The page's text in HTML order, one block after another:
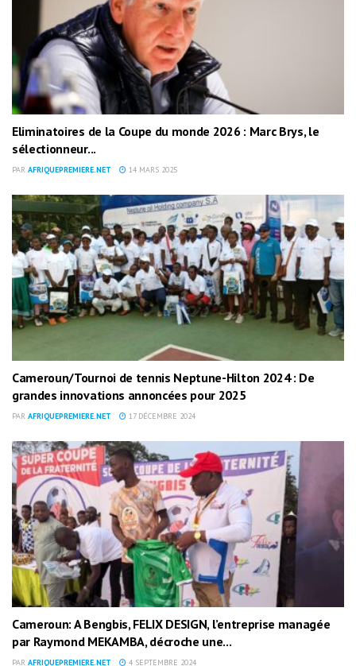
Eliminatoires de la Coupe du monde 2026 : Marc Brys, le
sélectionneur...
PAR AFRIQUEPREMIERE.NET 14 MARS 2025
Cameroun/Tournoi de tennis Neptune-Hilton 2024 : De
grandes innovations annoncées pour 2025
PAR AFRIQUEPREMIERE.NET 17 DÉCEMBRE 2024
Cameroun: A Bengbis, FELIX DESIGN, l’entreprise managée
par Raymond MEKAMBA, décroche une...
PAR AFRIQUEPREMIERE.NET 4 SEPTEMBRE 2024